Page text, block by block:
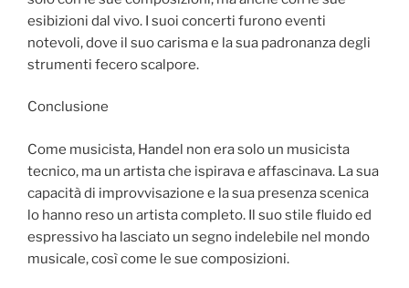
esibizioni dal vivo. I suoi concerti furono eventi
notevoli, dove il suo carisma e la sua padronanza degli
strumenti fecero scalpore.
Conclusione
Come musicista, Handel non era solo un musicista
tecnico, ma un artista che ispirava e affascinava. La sua
capacità di improvvisazione e la sua presenza scenica
lo hanno reso un artista completo. Il suo stile fluido ed
espressivo ha lasciato un segno indelebile nel mondo
musicale, così come le sue composizioni.